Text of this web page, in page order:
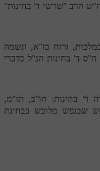
הרב "שרשי ד' בחינות"
ורוח בז"א, ונשמה
ד' בחינות הנ"ל כדברי
ד' בחינות: חו"ב, תו"מ,
שבנפש מלובש בבחינת